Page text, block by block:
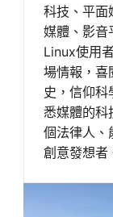
科技、平面
媒體、影音
Linux使用
場情報，喜
史，信仰
悉媒體的科
個法律人、
創意發想者